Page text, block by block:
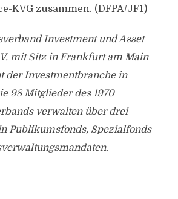
KVG zusammen. (DFPA/JF1)
Investment und Asset
mit Sitz in Frankfurt am Main
der Investmentbranche in
98 Mitglieder des 1970
verwalten über drei
Publikumsfonds, Spezialfonds